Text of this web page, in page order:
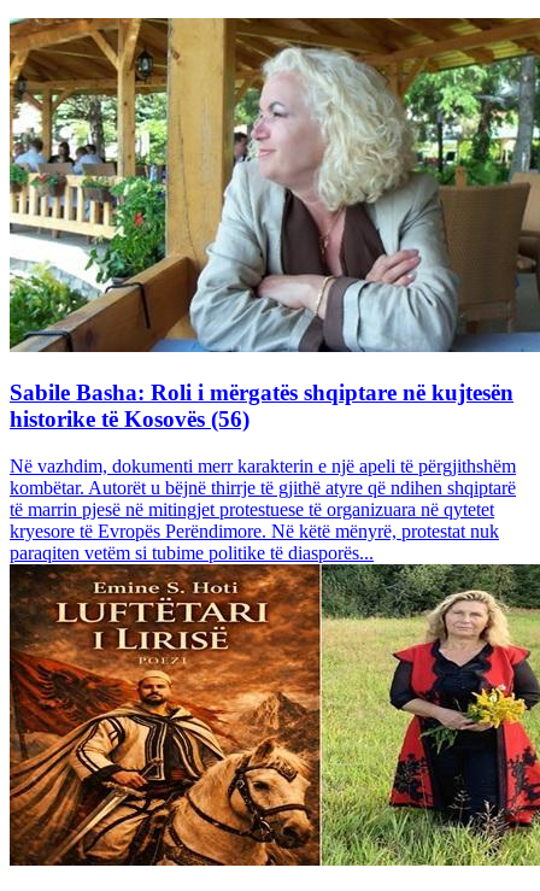
Sabile Basha: Roli i mërgatës shqiptare në kujtesën
historike të Kosovës (56)
Në vazhdim, dokumenti merr karakterin e një apeli të përgjithshëm
kombëtar. Autorët u bëjnë thirrje të gjithë atyre që ndihen shqiptarë
të marrin pjesë në mitingjet protestuese të organizuara në qytetet
kryesore të Evropës Perëndimore. Në këtë mënyrë, protestat nuk
paraqiten vetëm si tubime politike të diasporës...